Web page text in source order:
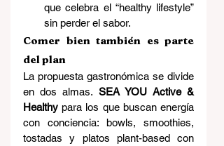
que celebra el “healthy lifestyle”
sin perder el sabor.
Comer bien también es parte
del plan
La propuesta gastronómica se divide
en dos almas. SEA YOU Active &
Healthy para los que buscan energía
con conciencia: bowls, smoothies,
tostadas y platos plant-based con